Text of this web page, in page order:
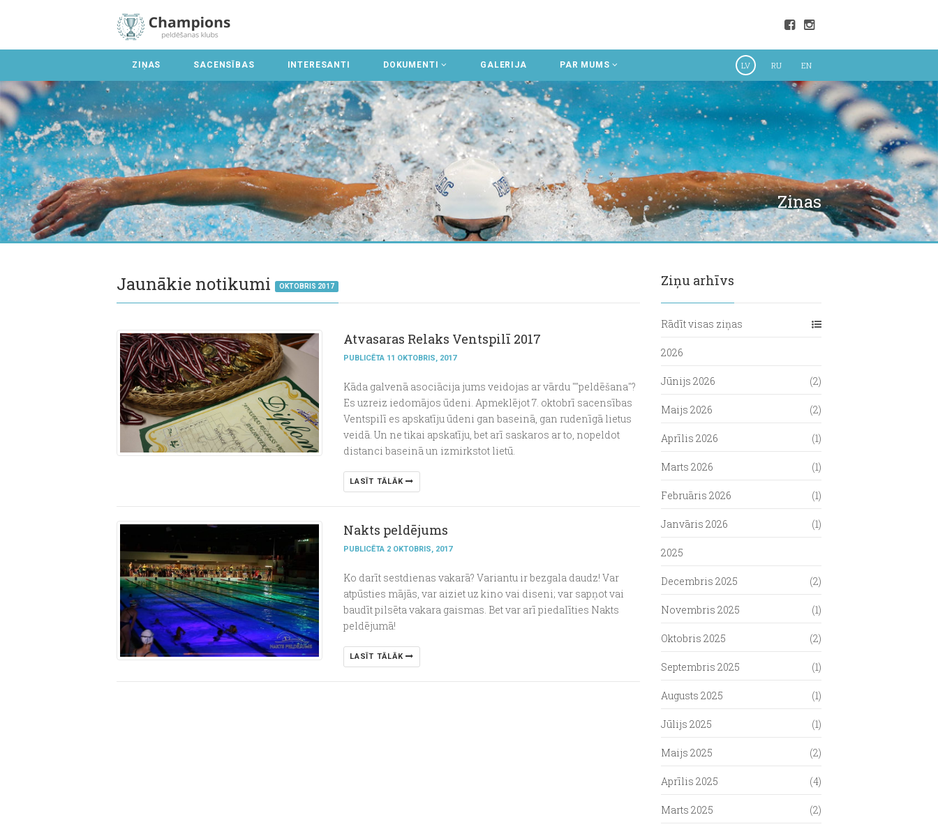
LV RU EN
ZIŅAS SACENSĪBAS INTERESANTI DOKUMENTI GALERIJA PAR MUMS
Ziņas
Jaunākie notikumi OKTOBRIS 2017
Atvasaras Relaks Ventspilī 2017
PUBLICĒTA 11 OKTOBRIS, 2017
Kāda galvenā asociācija jums veidojas ar vārdu ""peldēšana"?
Es uzreiz iedomājos ūdeni. Apmeklējot 7. oktobrī sacensības
Ventspilī es apskatīju ūdeni gan baseinā, gan rudenīgā lietus
veidā. Un ne tikai apskatīju, bet arī saskaros ar to, nopeldot
distanci baseinā un izmirkstot lietū.
LASĪT TĀLĀK
Nakts peldējums
PUBLICĒTA 2 OKTOBRIS, 2017
Ko darīt sestdienas vakarā? Variantu ir bezgala daudz! Var
atpūsties mājās, var aiziet uz kino vai diseni; var sapņot vai
baudīt pilsēta vakara gaismas. Bet var arī piedalīties Nakts
peldējumā!
LASĪT TĀLĀK
Ziņu arhīvs
Rādīt visas ziņas
2026
Jūnijs 2026 (2)
Maijs 2026 (2)
Aprīlis 2026 (1)
Marts 2026 (1)
Februāris 2026 (1)
Janvāris 2026 (1)
2025
Decembris 2025 (2)
Novembris 2025 (1)
Oktobris 2025 (2)
Septembris 2025 (1)
Augusts 2025 (1)
Jūlijs 2025 (1)
Maijs 2025 (2)
Aprīlis 2025 (4)
Marts 2025 (2)